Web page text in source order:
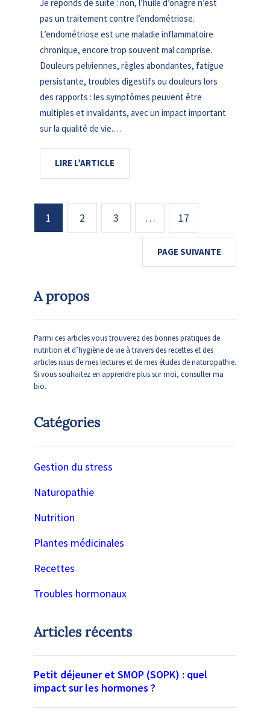
Je réponds de suite : non, l’huile d’onagre n’est
pas un traitement contre l’endométriose.
L’endométriose est une maladie inflammatoire
chronique, encore trop souvent mal comprise.
Douleurs pelviennes, règles abondantes, fatigue
persistante, troubles digestifs ou douleurs lors
des rapports : les symptômes peuvent être
multiples et invalidants, avec un impact important
sur la qualité de vie.…
LIRE L’ARTICLE
1 2 3 … 17
PAGE SUIVANTE
A propos
Parmi ces articles vous trouverez des bonnes pratiques de
nutrition et d’hygiène de vie à travers des recettes et des
articles issus de mes lectures et de mes études de naturopathie.
Si vous souhaitez en apprendre plus sur moi, consulter ma
bio.
Catégories
Gestion du stress
Naturopathie
Nutrition
Plantes médicinales
Recettes
Troubles hormonaux
Articles récents
Petit déjeuner et SMOP (SOPK) : quel
impact sur les hormones ?